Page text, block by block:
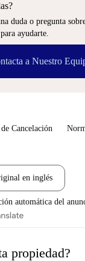
duda o pregunta
ayudarte.
a Nuestro
Cancelación
en inglés
automática del
propiedad?